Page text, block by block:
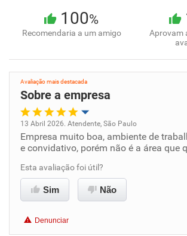
100%
Recomendaria a um amigo
Aprovam
Avaliação mais destacada
Sobre a empresa
Oportunidade de promoção
Ambiente de trabalho
Conciliação com a vida familiar
13 Abril 2026. Atendente, São Paulo
Empresa muito boa, ambiente de
e convidativo, porém não é a área que
Esta avaliação foi útil?
Sim Não
Denunciar